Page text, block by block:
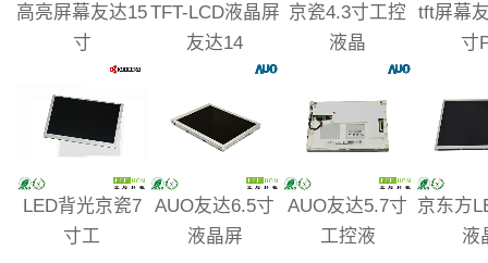
高亮屏幕友达15
寸
TFT-LCD液晶屏
友达14
京瓷4.3寸工控
液晶
tft屏幕
寸
LED背光京瓷7
寸工
AUO友达6.5寸
液晶屏
AUO友达5.7寸
工控液
京东方
液